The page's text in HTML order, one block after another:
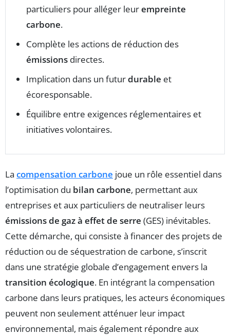
particuliers pour alléger leurempreinte
carbone.
Complète les actions de réduction des
émissions directes.
Implication dans un futurdurable et
écoresponsable.
Équilibre entre exigences réglementaires et
initiatives volontaires.
La compensation carbone joue un rôle essentiel dans
l’optimisation du bilan carbone, permettant aux
entreprises et aux particuliers de neutraliser leurs
émissions de gaz à effet de serre (GES) inévitables.
Cette démarche, qui consiste à financer des projets de
réduction ou de séquestration de carbone, s’inscrit
dans une stratégie globale d’engagement envers la
transition écologique. En intégrant la compensation
carbone dans leurs pratiques, les acteurs économiques
peuvent non seulement atténuer leur impact
environnemental, mais également répondre aux